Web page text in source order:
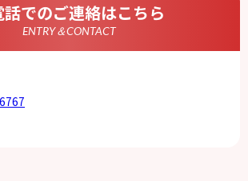
情報の取得、利用その他一切の取り扱い
情報の保護に関する法律、その他の関連
ライバシーポリシーを遵守します。
情報を正確かつ最新の内容に保つよう努
護するため、必要な安全管理措置を講じ
て
では、一部のコンテンツにおいてCookie
話でのご連絡はこちら
ENTRY＆CONTACT